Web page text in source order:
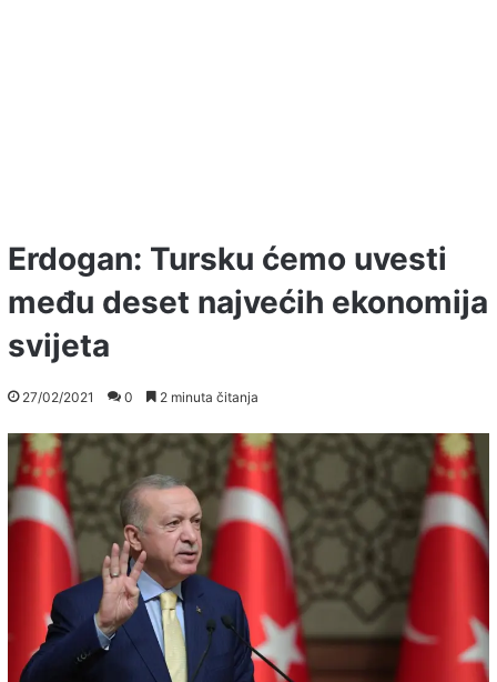
Erdogan: Tursku ćemo uvesti
među deset najvećih ekonomija
svijeta
27/02/2021 0 2 minuta čitanja